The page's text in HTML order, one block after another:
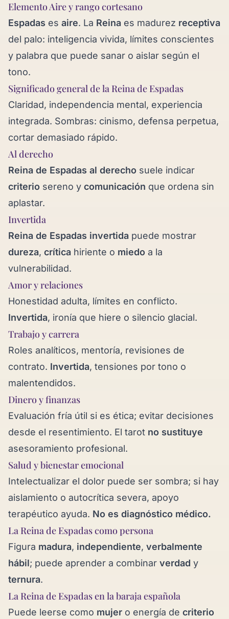
Elemento Aire y rango cortesano
Espadas es aire. La Reina es madurez receptiva
del palo: inteligencia vivida, límites conscientes
y palabra que puede sanar o aislar según el
tono.
Significado general de la Reina de Espadas
Claridad, independencia mental, experiencia
integrada. Sombras: cinismo, defensa perpetua,
cortar demasiado rápido.
Al derecho
Reina de Espadas al derecho suele indicar
criterio sereno y comunicación que ordena sin
aplastar.
Invertida
Reina de Espadas invertida puede mostrar
dureza, crítica hiriente o miedo a la
vulnerabilidad.
Amor y relaciones
Honestidad adulta, límites en conflicto.
Invertida, ironía que hiere o silencio glacial.
Trabajo y carrera
Roles analíticos, mentoría, revisiones de
contrato. Invertida, tensiones por tono o
malentendidos.
Dinero y finanzas
Evaluación fría útil si es ética; evitar decisiones
desde el resentimiento. El tarot no sustituye
asesoramiento profesional.
Salud y bienestar emocional
Intelectualizar el dolor puede ser sombra; si hay
aislamiento o autocrítica severa, apoyo
terapéutico ayuda. No es diagnóstico médico.
La Reina de Espadas como persona
Figura madura, independiente, verbalmente
hábil; puede aprender a combinar verdad y
ternura.
La Reina de Espadas en la baraja española
Puede leerse como mujer o energía de criterio